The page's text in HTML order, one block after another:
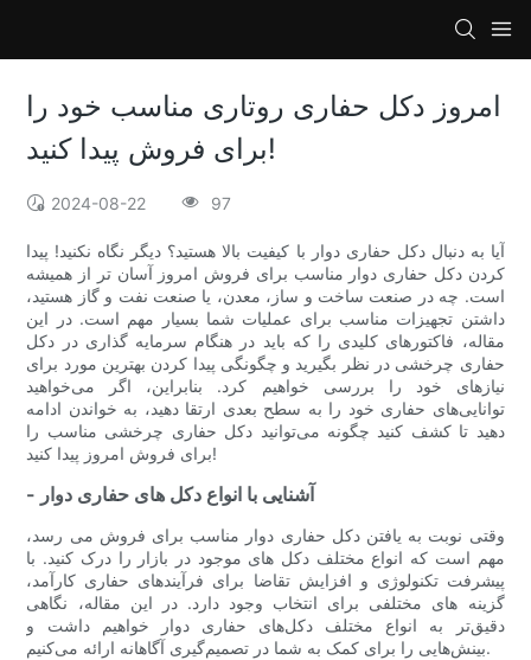
امروز دکل حفاری روتاری مناسب خود را
برای فروش پیدا کنید!
2024-08-22 97
آیا به دنبال دکل حفاری دوار با کیفیت بالا هستید؟ دیگر نگاه نکنید! پیدا
کردن دکل حفاری دوار مناسب برای فروش امروز آسان تر از همیشه
است. چه در صنعت ساخت و ساز، معدن، یا صنعت نفت و گاز هستید،
داشتن تجهیزات مناسب برای عملیات شما بسیار مهم است. در این
مقاله، فاکتورهای کلیدی را که باید در هنگام سرمایه گذاری در دکل
حفاری چرخشی در نظر بگیرید و چگونگی پیدا کردن بهترین مورد برای
نیازهای خود را بررسی خواهیم کرد. بنابراین، اگر می‌خواهید
توانایی‌های حفاری خود را به سطح بعدی ارتقا دهید، به خواندن ادامه
دهید تا کشف کنید چگونه می‌توانید دکل حفاری چرخشی مناسب را
برای فروش امروز پیدا کنید!
- آشنایی با انواع دکل های حفاری دوار
وقتی نوبت به یافتن دکل حفاری دوار مناسب برای فروش می رسد،
مهم است که انواع مختلف دکل های موجود در بازار را درک کنید. با
پیشرفت تکنولوژی و افزایش تقاضا برای فرآیندهای حفاری کارآمد،
گزینه های مختلفی برای انتخاب وجود دارد. در این مقاله، نگاهی
دقیق‌تر به انواع مختلف دکل‌های حفاری دوار خواهیم داشت و
بینش‌هایی را برای کمک به شما در تصمیم‌گیری آگاهانه ارائه می‌کنیم.